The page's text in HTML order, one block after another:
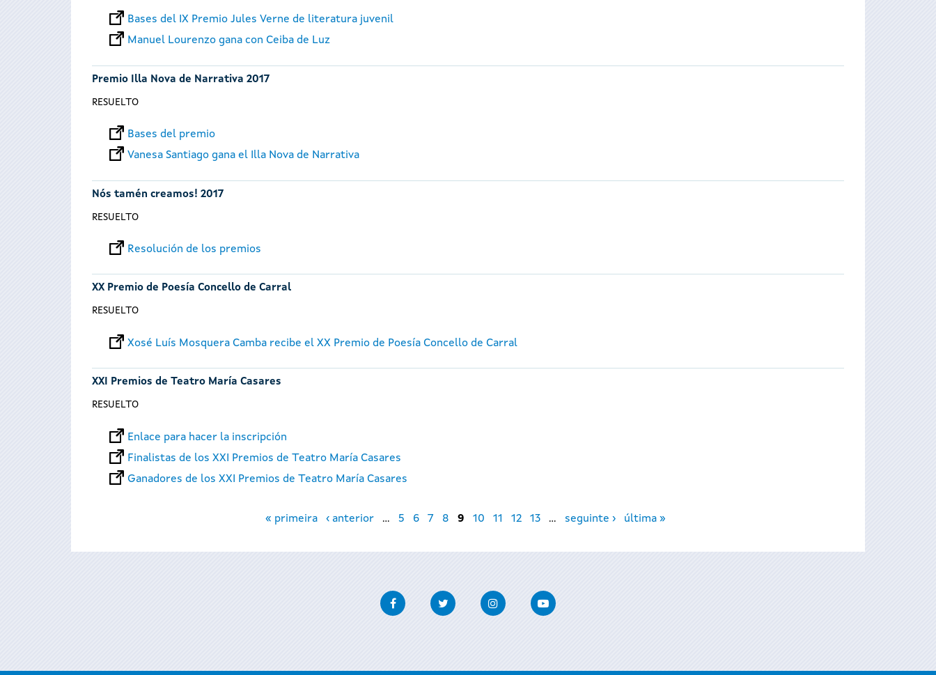
Bases del IX Premio Jules Verne de literatura juvenil
Manuel Lourenzo gana con Ceiba de Luz
Premio Illa Nova de Narrativa 2017
RESUELTO
Bases del premio
Vanesa Santiago gana el Illa Nova de Narrativa
Nós tamén creamos! 2017
RESUELTO
Resolución de los premios
XX Premio de Poesía Concello de Carral
RESUELTO
Xosé Luís Mosquera Camba recibe el XX Premio de Poesía Concello de Carral
XXI Premios de Teatro María Casares
RESUELTO
Enlace para hacer la inscripción
Finalistas de los XXI Premios de Teatro María Casares
Ganadores de los XXI Premios de Teatro María Casares
« primeira ‹ anterior … 5 6 7 8 9 10 11 12 13 … seguinte › última »
FacebookTwitter InstagramYoutube